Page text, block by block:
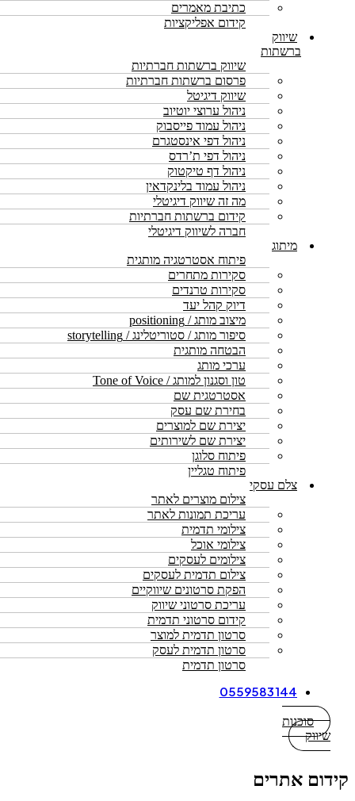
כתיבת מאמרים
קידום אפליקציות
שיווק
ברשתות
שיווק ברשתות חברתיות
פרסום ברשתות חברתיות
שיווק דיגיטל
ניהול ערוצי יוטיוב
ניהול עמוד פייסבוק
ניהול דפי אינסטגרם
ניהול דפי ת’רדס
ניהול דף טיקטוק
ניהול עמוד בלינקדאין
מה זה שיווק דיגיטלי
קידום ברשתות חברתיות
חברה לשיווק דיגיטלי
מיתוג
פיתוח אסטרטגיה מותגית
סקירות מתחרים
סקירות טרנדים
דיוק קהל יעד
מיצוב מותג / positioning
סיפור מותג / סטוריטלינג / storytelling
הבטחה מותגית
ערכי מותג
טון וסגנון למותג / Tone of Voice
אסטרטגית שם
בחירת שם עסק
יצירת שם למוצרים
יצירת שם לשירותים
פיתוח סלוגן
פיתוח טגליין
צלם עסקי
צילום מוצרים לאתר
עריכת תמונות לאתר
צילומי תדמית
צילומי אוכל
צילומים לעסקים
צילום תדמית לעסקים
הפקת סרטונים שיווקיים
עריכת סרטוני שיווק
קידום סרטוני תדמית
סרטון תדמית למוצר
סרטון תדמית לעסק
סרטון תדמית
0559583144
סוכנות
שיווק
קידום אתרים